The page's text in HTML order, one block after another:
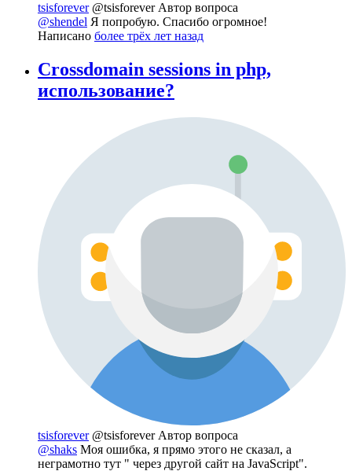
tsisforever @tsisforever Автор вопроса
@shendel Я попробую. Спасибо огромное!
Написано более трёх лет назад
Crossdomain sessions in php,
использование?
tsisforever @tsisforever Автор вопроса
@shaks Моя ошибка, я прямо этого не сказал, а
неграмотно тут " через другой сайт на JavaScript".